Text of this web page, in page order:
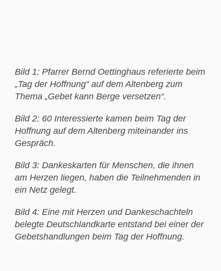
Bild 1: Pfarrer Bernd Oettinghaus referierte beim
„Tag der Hoffnung“ auf dem Altenberg zum
Thema „Gebet kann Berge versetzen“.
Bild 2: 60 Interessierte kamen beim Tag der
Hoffnung auf dem Altenberg miteinander ins
Gespräch.
Bild 3: Dankeskarten für Menschen, die ihnen
am Herzen liegen, haben die Teilnehmenden in
ein Netz gelegt.
Bild 4: Eine mit Herzen und Dankeschachteln
belegte Deutschlandkarte entstand bei einer der
Gebetshandlungen beim Tag der Hoffnung.